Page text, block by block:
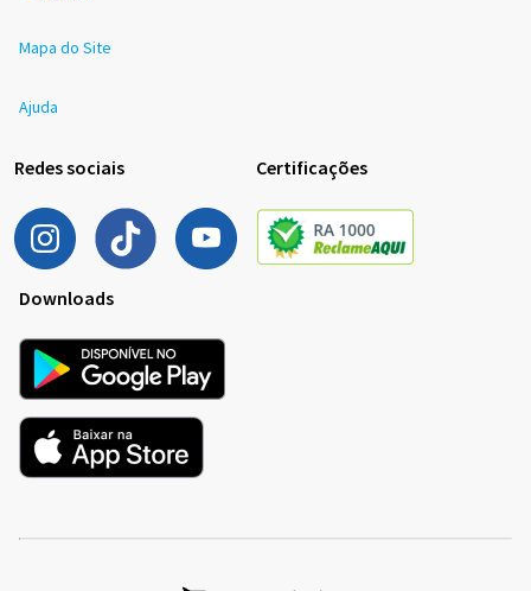
Mapa do Site
Ajuda
Redes sociais Certificações
Downloads